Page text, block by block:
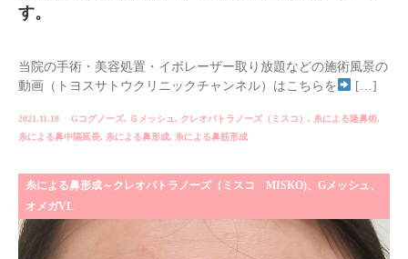
す。
当院の手術・美容処置・イボレーザー取り放題などの施術風景の
動画（トヨスサトウクリニックチャンネル）はこちらを
[…]
2021.11.18 Gコグノーズ, Ｇメッシュ , クレオパトラノーズ（ミスコ） , 糸による隆鼻術,
糸による鼻中隔延長, 糸による鼻形成, 糸による鼻筋形成
糸による鼻形成～クレオパトラノーズ（ミスコ MISKO)、Gメッシュ、
オメガVL